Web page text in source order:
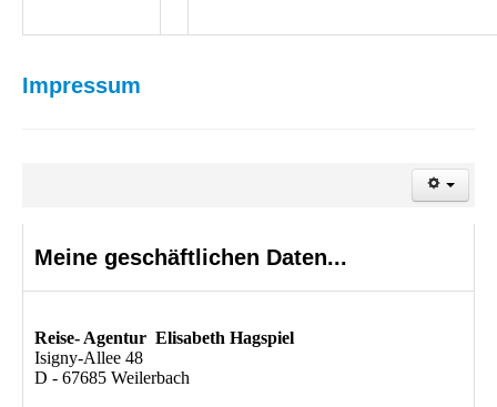
Impressum
Meine geschäftlichen Daten...
Reise- Agentur Elisabeth Hagspiel
Isigny-Allee 48
D - 67685 Weilerbach